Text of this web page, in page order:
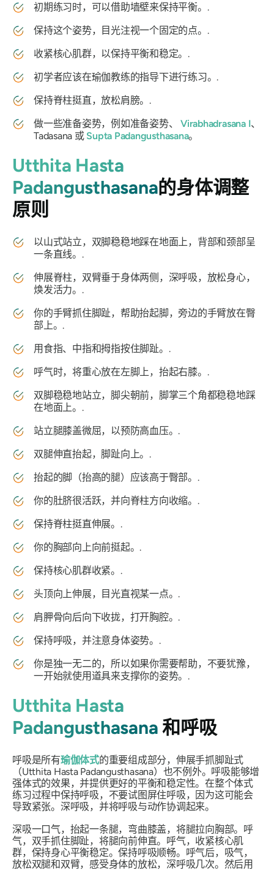
初期练习时，可以借助墙壁来保持平衡。.
保持这个姿势，目光注视一个固定的点。.
收紧核心肌群，以保持平衡和稳定。.
初学者应该在瑜伽教练的指导下进行练习。.
保持脊柱挺直，放松肩膀。.
做一些准备姿势，例如准备姿势、Virabhadrasana I、
Tadasana 或 Supta Padangusthasana。
Utthita Hasta
Padangusthasana的身体调整
原则
以山式站立，双脚稳稳地踩在地面上，背部和颈部呈
一条直线。.
伸展脊柱，双臂垂于身体两侧，深呼吸，放松身心，
焕发活力。.
你的手臂抓住脚趾，帮助抬起脚，旁边的手臂放在臀
部上。.
用食指、中指和拇指按住脚趾。.
呼气时，将重心放在左脚上，抬起右膝。.
双脚稳稳地站立，脚尖朝前，脚掌三个角都稳稳地踩
在地面上。.
站立腿膝盖微屈，以预防高血压。.
双腿伸直抬起，脚趾向上。.
抬起的脚（抬高的腿）应该高于臀部。.
你的肚脐很活跃，并向脊柱方向收缩。.
保持脊柱挺直伸展。.
你的胸部向上向前挺起。.
保持核心肌群收紧。.
头顶向上伸展，目光直视某一点。.
肩胛骨向后向下收拢，打开胸腔。.
保持呼吸，并注意身体姿势。.
你是独一无二的，所以如果你需要帮助，不要犹豫，
一开始就使用道具来支撑你的姿势。.
Utthita Hasta
Padangusthasana和呼吸
呼吸是所有瑜伽体式的重要组成部分，伸展手抓脚趾式
（Utthita Hasta Padangusthasana） 也不例外。呼吸能够增
强体式的效果，并提供更好的平衡和稳定性。在整个体式
练习过程中保持呼吸，不要试图屏住呼吸，因为这可能会
导致紧张。深呼吸，并将呼吸与动作协调起来。
深吸一口气，抬起一条腿，弯曲膝盖，将腿拉向胸部。呼
气，双手抓住脚趾，将腿向前伸直。呼气，收紧核心肌
群，保持身心平衡稳定。保持呼吸顺畅。呼气后，吸气，
放松双腿和双臂，感受身体的放松，深呼吸几次。然后用